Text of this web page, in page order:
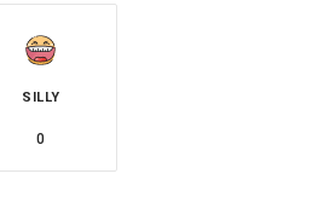
SILLY
0